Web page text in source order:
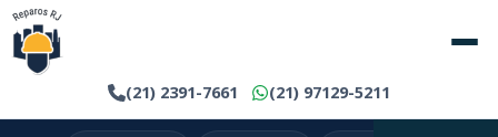
(21) 2391-7661 (21) 97129-5211